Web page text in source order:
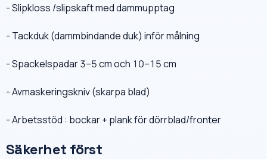
- Slipkloss /slipskaft med dammupptag
- Tackduk (dammbindande duk) inför målning
- Spackelspadar 3–5 cm och 10–15 cm
- Avmaskeringskniv (skarpa blad)
- Arbetsstöd : bockar + plank för dörrblad/fronter
Säkerhet först